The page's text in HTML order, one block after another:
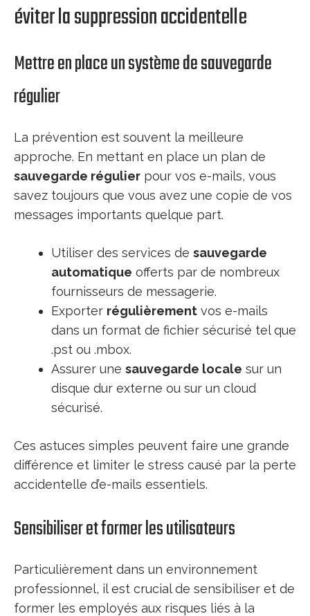
éviter la suppression accidentelle
Mettre en place un système de sauvegarde
régulier
La prévention est souvent la meilleure
approche. En mettant en place un plan de
sauvegarde régulier pour vos e-mails, vous
savez toujours que vous avez une copie de vos
messages importants quelque part.
Utiliser des services de sauvegarde
automatique offerts par de nombreux
fournisseurs de messagerie.
Exporter régulièrement vos e-mails
dans un format de fichier sécurisé tel que
.pst ou .mbox.
Assurer une sauvegarde locale sur un
disque dur externe ou sur un cloud
sécurisé.
Ces astuces simples peuvent faire une grande
différence et limiter le stress causé par la perte
accidentelle d’e-mails essentiels.
Sensibiliser et former les utilisateurs
Particulièrement dans un environnement
professionnel, il est crucial de sensibiliser et de
former les employés aux risques liés à la